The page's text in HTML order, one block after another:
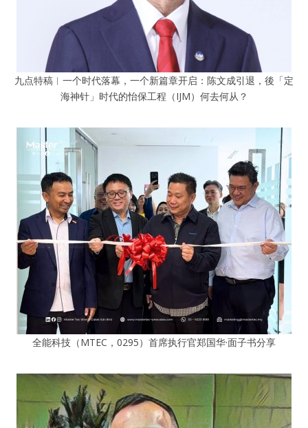
九点特稿︱一个时代落幕，一个新篇章开启：陈文成引退，後「定
海神针」时代的怡保工程（IJM）何去何从？
全能科技（MTEC，0295）首席执行官郑国华·面子书分享